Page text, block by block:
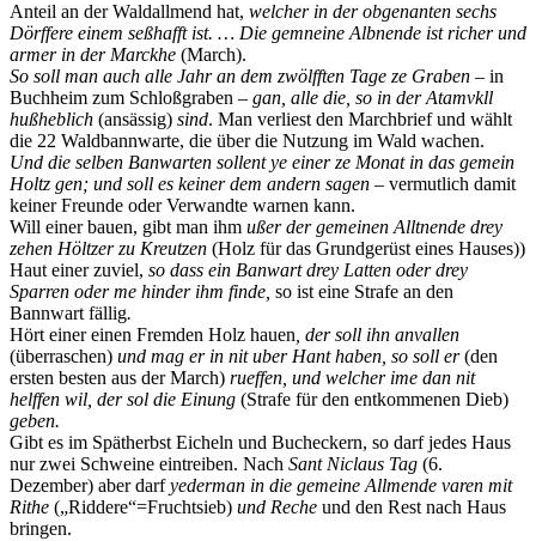
Anteil an der Waldallmend hat, welcher in der obgenanten sechs
Dörffere einem seßhafft ist. … Die gemneine Albnende ist richer und
armer in der Marckhe (March).
So soll man auch alle Jahr an dem zwölfften Tage ze Graben – in
Buchheim zum Schloßgraben – gan, alle die, so in der Atamvkll
hußheblich (ansässig) sind. Man verliest den Marchbrief und wählt
die 22 Waldbannwarte, die über die Nutzung im Wald wachen.
Und die selben Banwarten sollent ye einer ze Monat in das gemein
Holtz gen; und soll es keiner dem andern sagen – vermutlich damit
keiner Freunde oder Verwandte warnen kann.
Will einer bauen, gibt man ihm ußer der gemeinen Alltnende drey
zehen Höltzer zu Kreutzen (Holz für das Grundgerüst eines Hauses))
Haut einer zuviel, so dass ein Banwart drey Latten oder drey
Sparren oder me hinder ihm finde, so ist eine Strafe an den
Bannwart fällig.
Hört einer einen Fremden Holz hauen der soll ihn anvallen
(überraschen) und mag er in nit uber Hant haben, so soll er(den
ersten besten aus der March) rueffen, und welcher ime dan nit
helffen wil, der sol die Einung (Strafe für den entkommenen Dieb)
geben.
Gibt es im Spätherbst Eicheln und Bucheckern, so darf jedes Haus
nur zwei Schweine eintreiben. Nach Sant Niclaus Tag (6.
Dezember) aber darfyederman in die gemeine Allmende varen mit
Rithe („Riddere“=Fruchtsieb) und Reche und den Rest nach Haus
bringen.